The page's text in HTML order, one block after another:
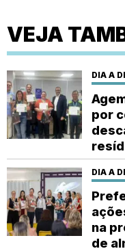
VEJA
DIA A
por
DIA A
na
de